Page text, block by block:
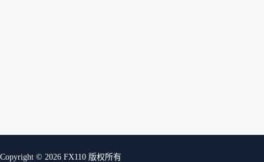
Copyright © 2026 FX110 版权所有